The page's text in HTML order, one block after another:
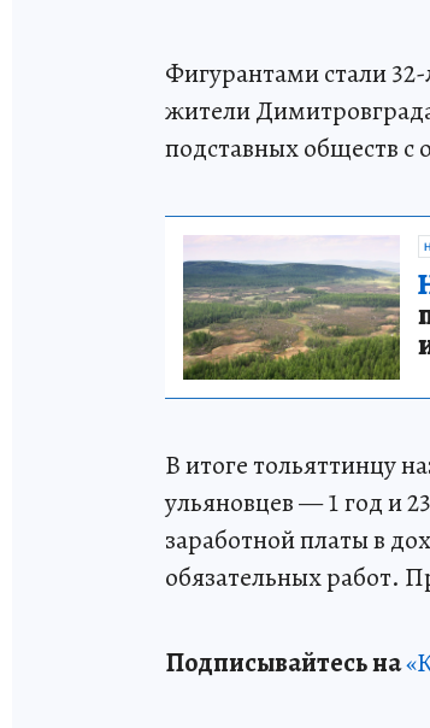
Фигурантами стали
жители
подставных обществ с
В итоге тольяттинцу
ульяновцев — 1 год и
заработной платы в
обязательных работ.
Подписывайтесь на